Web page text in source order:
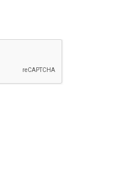
e-mail addresses turn into links
automatically.